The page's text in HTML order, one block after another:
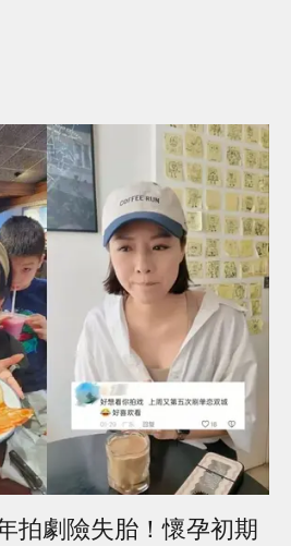
拍劇險失胎！懷孕初期